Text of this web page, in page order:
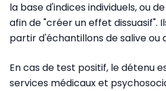
la base d'indices individuels, ou
afin de "créer un effet dissuasif".
partir d'échantillons de salive ou
En cas de test positif, le détenu
services médicaux et